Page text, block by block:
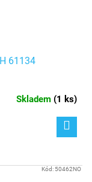
61134
Skladem (1 ks)
Kód: 50462NO